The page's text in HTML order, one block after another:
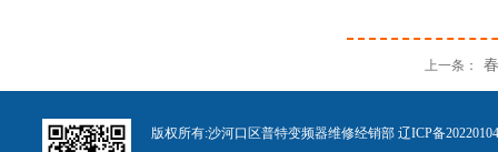
上一条：
版权所有:沙河口区普特变频器维修经销部 辽ICP备20